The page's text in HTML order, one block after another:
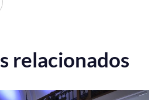
relacionados